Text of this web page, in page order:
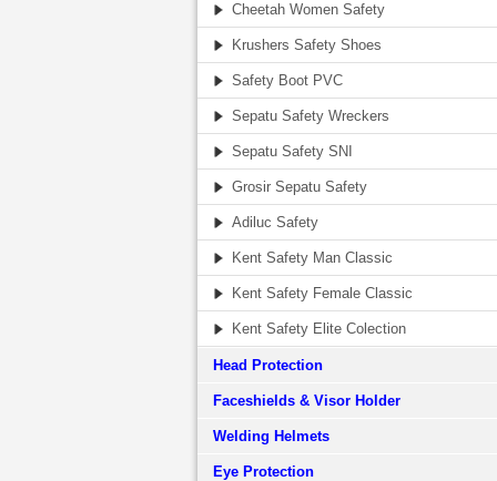
Cheetah Women Safety
Krushers Safety Shoes
Safety Boot PVC
Sepatu Safety Wreckers
Sepatu Safety SNI
Grosir Sepatu Safety
Adiluc Safety
Kent Safety Man Classic
Kent Safety Female Classic
Kent Safety Elite Colection
Head Protection
Faceshields & Visor Holder
Welding Helmets
Eye Protection